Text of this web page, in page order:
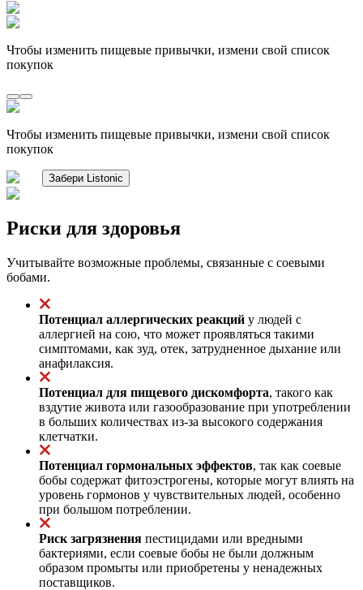
Чтобы изменить пищевые привычки, измени свой список
покупок
Чтобы изменить пищевые привычки, измени свой список
покупок
Забери Listonic
Риски для здоровья
Учитывайте возможные проблемы, связанные с соевыми
бобами.
Потенциал аллергических реакций у людей с
аллергией на сою, что может проявляться такими
симптомами, как зуд, отек, затрудненное дыхание или
анафилаксия.
Потенциал для пищевого дискомфорта, такого как
вздутие живота или газообразование при употреблении
в больших количествах из-за высокого содержания
клетчатки.
Потенциал гормональных эффектов, так как соевые
бобы содержат фитоэстрогены, которые могут влиять на
уровень гормонов у чувствительных людей, особенно
при большом потреблении.
Риск загрязнения пестицидами или вредными
бактериями, если соевые бобы не были должным
образом промыты или приобретены у ненадежных
поставщиков.